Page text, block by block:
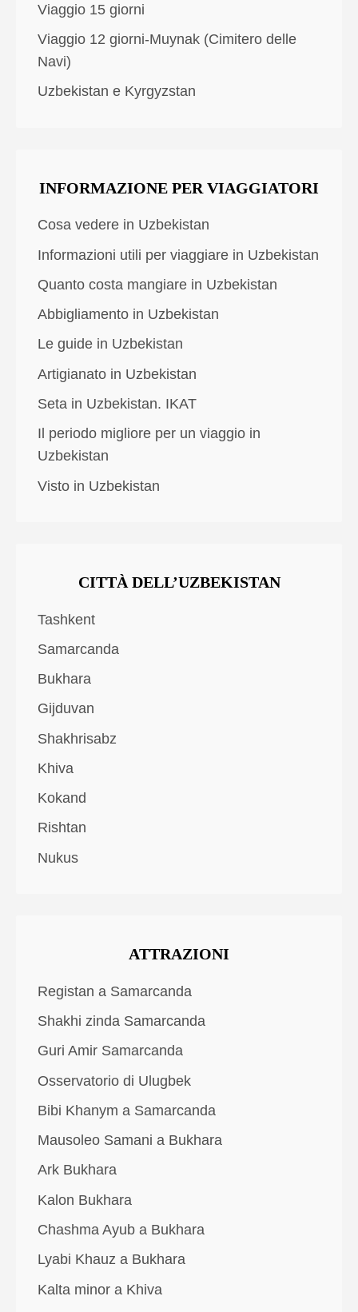
Viaggio 15 giorni
Viaggio 12 giorni-Muynak (Cimitero delle
Navi)
Uzbekistan e Kyrgyzstan
INFORMAZIONE PER VIAGGIATORI
Cosa vedere in Uzbekistan
Informazioni utili per viaggiare in Uzbekistan
Quanto costa mangiare in Uzbekistan
Abbigliamento in Uzbekistan
Le guide in Uzbekistan
Artigianato in Uzbekistan
Seta in Uzbekistan. IKAT
Il periodo migliore per un viaggio in
Uzbekistan
Visto in Uzbekistan
CITTÀ DELL’UZBEKISTAN
Tashkent
Samarcanda
Bukhara
Gijduvan
Shakhrisabz
Khiva
Kokand
Rishtan
Nukus
ATTRAZIONI
Registan a Samarcanda
Shakhi zinda Samarcanda
Guri Amir Samarcanda
Osservatorio di Ulugbek
Bibi Khanym a Samarcanda
Mausoleo Samani a Bukhara
Ark Bukhara
Kalon Bukhara
Chashma Ayub a Bukhara
Lyabi Khauz a Bukhara
Kalta minor a Khiva